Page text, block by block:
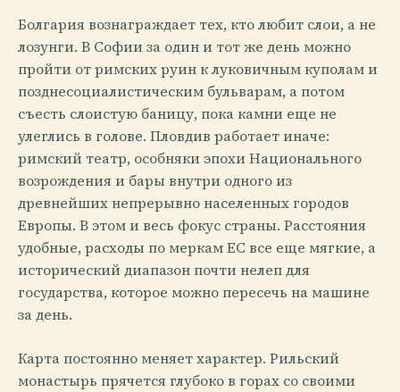
Болгария вознаграждает тех, кто любит слои, а не
лозунги. В Софии за один и тот же день можно
пройти от римских руин к луковичным куполам и
позднесоциалистическим бульварам, а потом
съесть слоистую баницу, пока камни еще не
улеглись в голове. Пловдив работает иначе:
римский театр, особняки эпохи Национального
возрождения и бары внутри одного из
древнейших непрерывно населенных городов
Европы. В этом и весь фокус страны. Расстояния
удобные, расходы по меркам ЕС все еще мягкие, а
исторический диапазон почти нелеп для
государства, которое можно пересечь на машине
за день.
Карта постоянно меняет характер. Рильский
монастырь прячется глубоко в горах со своими